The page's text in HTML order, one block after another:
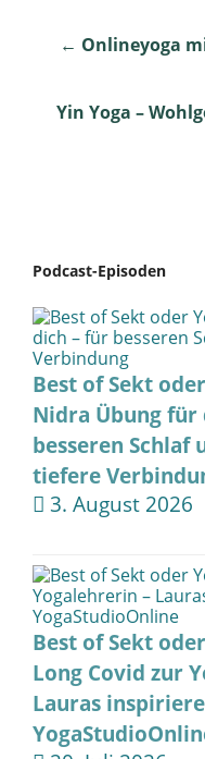
Post
← Onlineyoga
Yin Yoga –
Podcast-Episoden
Best of Sekt
Nidra Übung für
besseren Schlaf
tiefere
3. August 2026
Best of Sekt
Long Covid zur
Lauras